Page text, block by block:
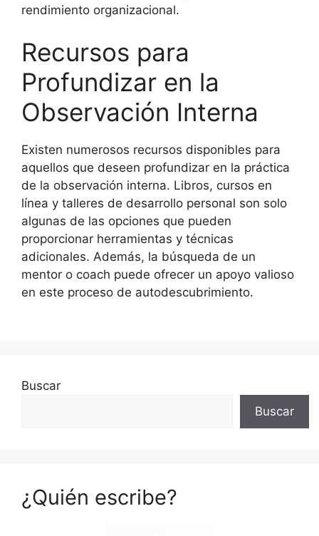
rendimiento organizacional.
Recursos para
Profundizar en la
Observación Interna
Existen numerosos recursos disponibles para
aquellos que deseen profundizar en la práctica
de la observación interna. Libros, cursos en
línea y talleres de desarrollo personal son solo
algunas de las opciones que pueden
proporcionar herramientas y técnicas
adicionales. Además, la búsqueda de un
mentor o coach puede ofrecer un apoyo valioso
en este proceso de autodescubrimiento.
Buscar
Buscar
¿Quién escribe?